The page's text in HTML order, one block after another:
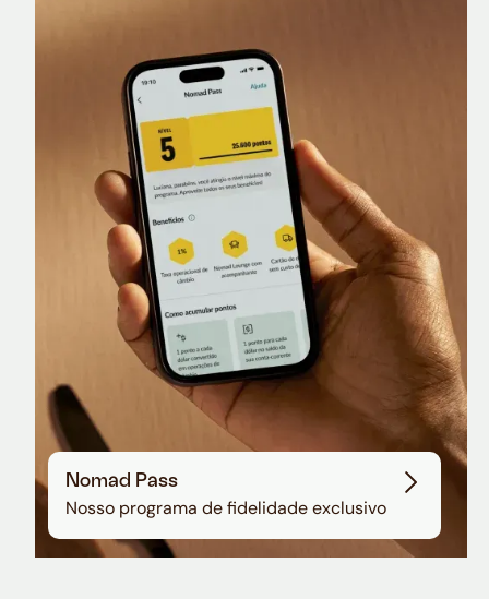
Nomad Lounge
Sala VIP no Aeroporto de Guarulhos
Nomad Pass
Nosso programa de fidelidade exclusivo